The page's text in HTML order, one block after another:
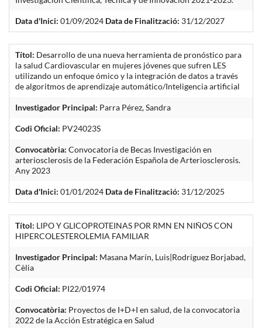
Data d'Inici: 01/09/2024 Data de Finalització: 31/12/2027
Títol: Desarrollo de una nueva herramienta de pronóstico para
la salud Cardiovascular en mujeres jóvenes que sufren LES
utilizando un enfoque ómico y la integración de datos a través
de algoritmos de aprendizaje automático/Inteligencia artificial
Investigador Principal: Parra Pérez, Sandra
Codi Oficial: PV24023S
Convocatòria: Convocatoria de Becas Investigación en
arteriosclerosis de la Federación Española de Arteriosclerosis.
Any 2023
Data d'Inici: 01/01/2024 Data de Finalització: 31/12/2025
Títol: LIPO Y GLICOPROTEINAS POR RMN EN NIÑOS CON
HIPERCOLESTEROLEMIA FAMILIAR
Investigador Principal: Masana Marín, Luis|Rodríguez Borjabad,
Cèlia
Codi Oficial: PI22/01974
Convocatòria: Proyectos de I+D+I en salud, de la convocatoria
2022 de la Acción Estratégica en Salud